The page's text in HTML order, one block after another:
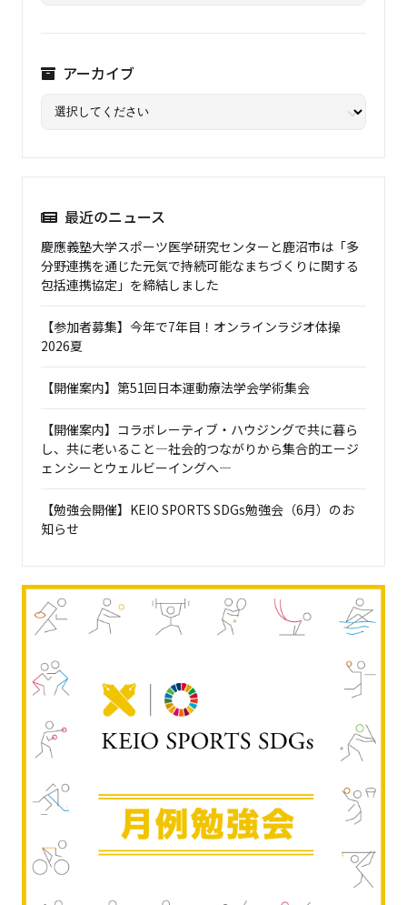
アーカイブ
最近のニュース
慶應義塾大学スポーツ医学研究センターと鹿沼市は「多
分野連携を通じた元気で持続可能なまちづくりに関する
包括連携協定」を締結しました
【参加者募集】今年で7年目！オンラインラジオ体操
2026夏
【開催案内】第51回日本運動療法学会学術集会
【開催案内】コラボレーティブ・ハウジングで共に暮ら
し、共に老いること―社会的つながりから集合的エージ
ェンシーとウェルビーイングへ―
【勉強会開催】KEIO SPORTS SDGs勉強会（6月）のお
知らせ